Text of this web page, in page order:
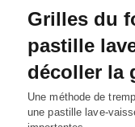
Grilles du
pastille
décoller la
Une méthode de
une pastille lave-